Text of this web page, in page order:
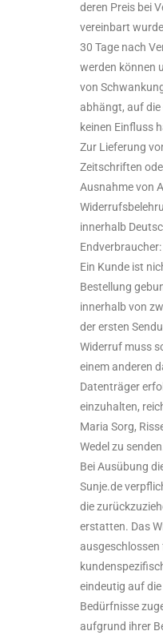
deren Preis bei
vereinbart
30 Tage nach
werden können
von
abhängt, auf
keinen Einfluss
Zur Lieferung
Zeitschriften
Ausnahme von
innerhalb
Endverbraucher:
Ein Kunde ist
Bestellung
innerhalb von
der ersten
Widerruf muss
einem anderen
Datenträger
einzuhalten,
Maria Sorg,
Wedel zu senden.
Bei Ausübung
Sunje.de
die
erstatten. Das
ausgeschlossen
eindeutig auf
Bedürfnisse
aufgrund ihrer